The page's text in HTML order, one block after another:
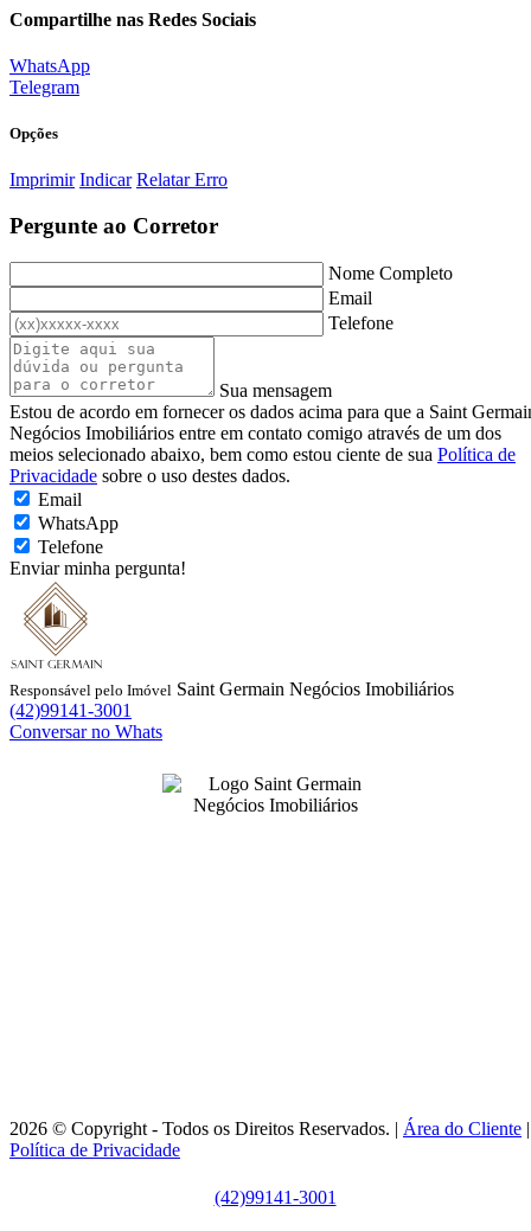
Compartilhe nas Redes Sociais
WhatsApp
Telegram
Opções
Imprimir Indicar Relatar Erro
Pergunte ao Corretor
Nome Completo
Email
Telefone
Sua mensagem
Estou de acordo em fornecer os dados acima para que a Saint
Negócios Imobiliários entre em contato comigo através de um dos
meios selecionado abaixo, bem como estou ciente de sua Política de
Privacidade sobre o uso destes dados.
Email
WhatsApp
Telefone
Enviar minha pergunta!
Responsável pelo Imóvel Saint Germain Negócios Imobiliários
(42)99141-3001
Conversar no Whats
2026 © Copyright - Todos os Direitos Reservados. | Área do Cliente |
Política de Privacidade
(42)99141-3001